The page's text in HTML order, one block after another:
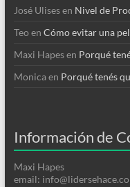
José Ulisesen Nivel de
Teo en Cómo evitar una
Maxi Hapesen Porqué
Monicaen Porqué tenés
Información de
Maxi Hapes
email: